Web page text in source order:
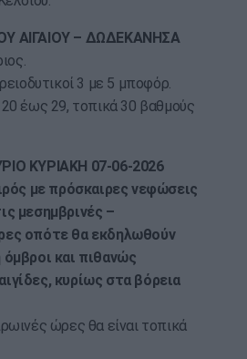
ΑΙΓΑΙΟΥ – ΔΩΔΕΚΑΝΗΣΑ
3 με 5 μποφόρ.
έως 29, τοπικά 30 βαθμούς
ΚΥΡΙΑΚΗ 07-06-2026
με πρόσκαιρες νεφώσεις
μεσημβρινές –
οπότε θα εκδηλωθούν
και πιθανώς
κυρίως στα βόρεια
ώρες θα είναι τοπικά